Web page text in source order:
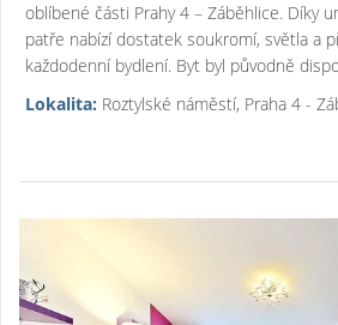
oblíbené části Prahy 4 – Záběhlice. Díky
patře nabízí dostatek soukromí, světla a
každodenní bydlení. Byt byl původně
Lokalita: Roztylské náměstí, Praha 4 -